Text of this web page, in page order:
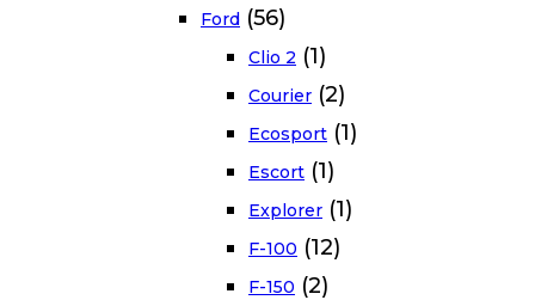
Ford (56)
Clio 2 (1)
Courier (2)
Ecosport (1)
Escort (1)
Explorer (1)
F-100 (12)
F-150 (2)